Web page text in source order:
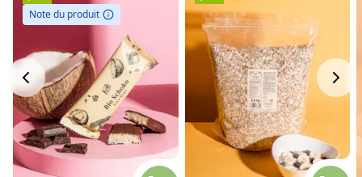
Note du produit